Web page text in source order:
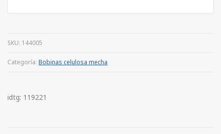
SKU: 144005
Categoría: Bobinas celulosa mecha
idtg: 119221